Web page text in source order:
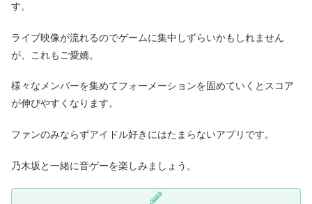
す。
ライブ映像が流れるのでゲームに集中しずらいかもしれません
が、これもご愛嬌。
様々なメンバーを集めてフォーメーションを固めていくとスコア
が伸びやすくなります。
ファンのみならずアイドル好きにはたまらないアプリです。
乃木坂と一緒に音ゲーを楽しみましょう。